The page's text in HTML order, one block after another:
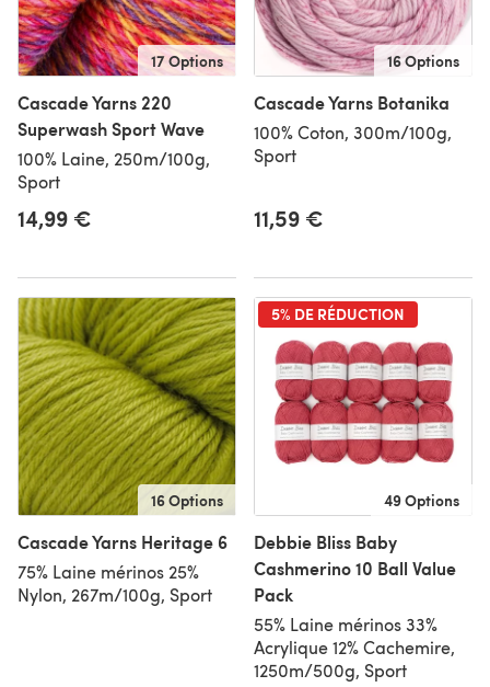
17 Options
Cascade Yarns 220
Superwash Sport Wave
100% Laine, 250m/100g,
Sport
14,99 €
16 Options
Cascade Yarns Botanika
100% Coton, 300m/100g,
Sport
11,59 €
16 Options
Cascade Yarns Heritage 6
75% Laine mérinos 25%
Nylon, 267m/100g, Sport
5% DE RÉDUCTION
49 Options
Debbie Bliss Baby
Cashmerino 10 Ball Value
Pack
55% Laine mérinos 33%
Acrylique 12% Cachemire,
1250m/500g, Sport